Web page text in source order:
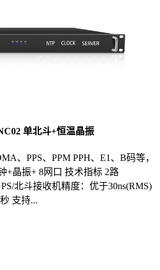
单北斗+恒温晶振
、PPS、PPM PPH、E1、B码等，
+晶振+ 8网口 技术指标 2路
北斗接收机精度：优于30ns(RMS)
支持...